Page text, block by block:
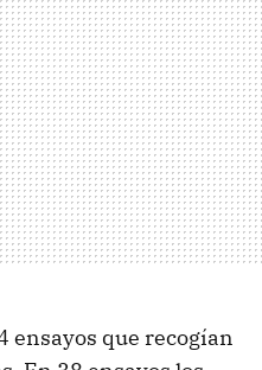
ensayos que recogían